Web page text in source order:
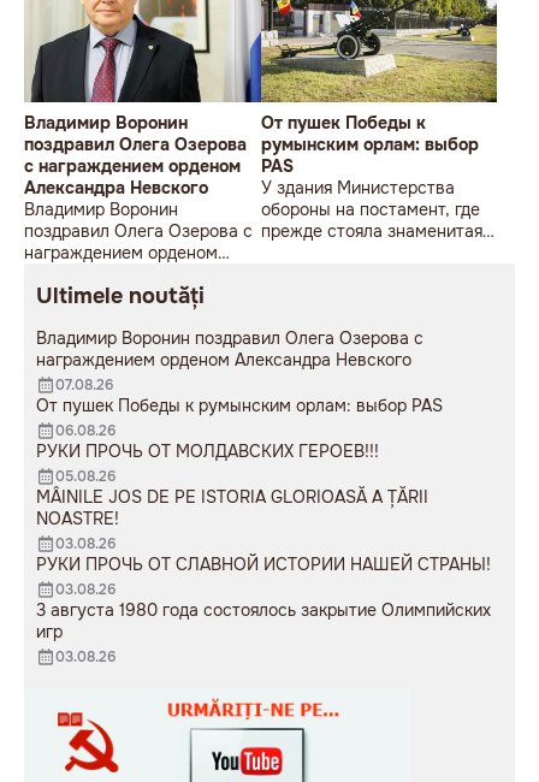
Владимир Воронин
поздравил Олега Озерова
с награждением орденом
Александра Невского
Владимир Воронин
поздравил Олега Озерова с
награждением орденом
От пушек Победы к
румынским орлам: выбор
PAS
У здания Министерства
обороны на постамент, где
прежде стояла знаменитая
Ultimele noutăți
Владимир Воронин поздравил Олега Озерова с
награждением орденом Александра Невского
07.08.26
От пушек Победы к румынским орлам: выбор PAS
06.08.26
РУКИ ПРОЧЬ ОТ МОЛДАВСКИХ ГЕРОЕВ!!!
05.08.26
MÂINILE JOS DE PE ISTORIA GLORIOASĂ A ȚĂRII
NOASTRE!
03.08.26
РУКИ ПРОЧЬ ОТ СЛАВНОЙ ИСТОРИИ НАШЕЙ СТРАНЫ!
03.08.26
3 августа 1980 года состоялось закрытие Олимпийских
игр
03.08.26